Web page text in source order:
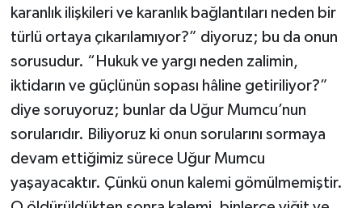
karanlık ilişkileri ve karanlık bağlantıları neden bir
türlü ortaya çıkarılamıyor?” diyoruz; bu da onun
sorusudur. “Hukuk ve yargı neden zalimin,
iktidarın ve güçlünün sopası hâline getiriliyor?”
diye soruyoruz; bunlar da Uğur Mumcu’nun
sorularıdır. Biliyoruz ki onun sorularını sormaya
devam ettiğimiz sürece Uğur Mumcu
yaşayacaktır. Çünkü onun kalemi gömülmemiştir.